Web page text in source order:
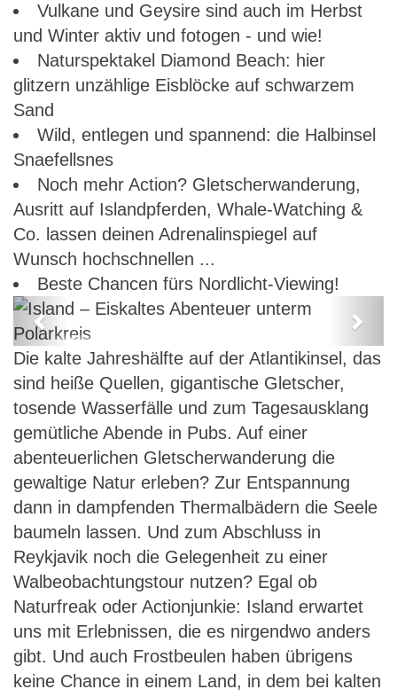
Vulkane und Geysire sind auch im Herbst
und Winter aktiv und fotogen - und wie!
Naturspektakel Diamond Beach: hier
glitzern unzählige Eisblöcke auf schwarzem
Sand
Wild, entlegen und spannend: die Halbinsel
Snaefellsnes
Noch mehr Action? Gletscherwanderung,
Ausritt auf Islandpferden, Whale-Watching &
Co. lassen deinen Adrenalinspiegel auf
Wunsch hochschnellen ...
Beste Chancen fürs Nordlicht-Viewing!
Island – Eiskaltes Abenteuer unterm
Polarkreis
Previous
Die kalte Jahreshälfte auf der Atlantikinsel, das
sind heiße Quellen, gigantische Gletscher,
tosende Wasserfälle und zum Tagesausklang
gemütliche Abende in Pubs. Auf einer
abenteuerlichen Gletscherwanderung die
gewaltige Natur erleben? Zur Entspannung
dann in dampfenden Thermalbädern die Seele
baumeln lassen. Und zum Abschluss in
Reykjavik noch die Gelegenheit zu einer
Walbeobachtungstour nutzen? Egal ob
Naturfreak oder Actionjunkie: Island erwartet
uns mit Erlebnissen, die es nirgendwo anders
gibt. Und auch Frostbeulen haben übrigens
keine Chance in einem Land, in dem bei kalten